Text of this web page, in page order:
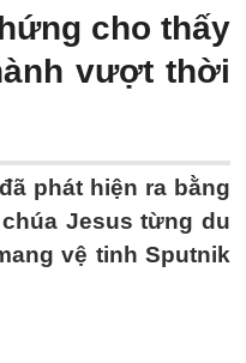
cho thấy
vượt thời
phát hiện ra bằng
Jesus từng du
vệ tinh Sputnik